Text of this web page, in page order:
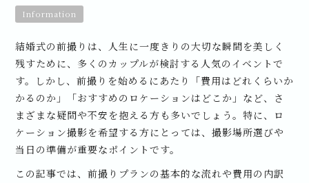
Information
結婚式の前撮りは、人生に一度きりの大切な瞬間を美しく
残すために、多くのカップルが検討する人気のイベントで
す。しかし、前撮りを始めるにあたり「費用はどれくらいか
かるのか」「おすすめのロケーションはどこか」など、さ
まざまな疑問や不安を抱える方も多いでしょう。特に、ロ
ケーション撮影を希望する方にとっては、撮影場所選びや
当日の準備が重要なポイントです。
この記事では、前撮りプランの基本的な流れや費用の内訳